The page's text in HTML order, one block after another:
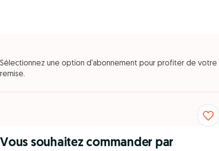
Sélectionnez une option d'abonnement pour profiter de votre
remise.
Vous souhaitez commander par